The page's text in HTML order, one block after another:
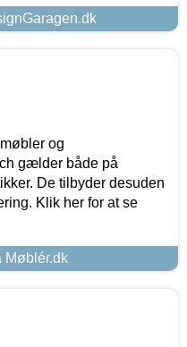
og
gælder både på
De tilbyder desuden
Klik her for at se
Møblér.dk